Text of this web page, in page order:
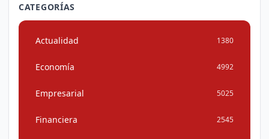
CATEGORÍAS
Actualidad 1380
Economía 4992
Empresarial 5025
Financiera 2545